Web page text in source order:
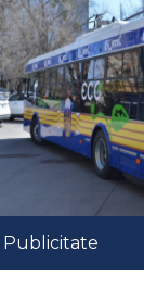
Publicitate